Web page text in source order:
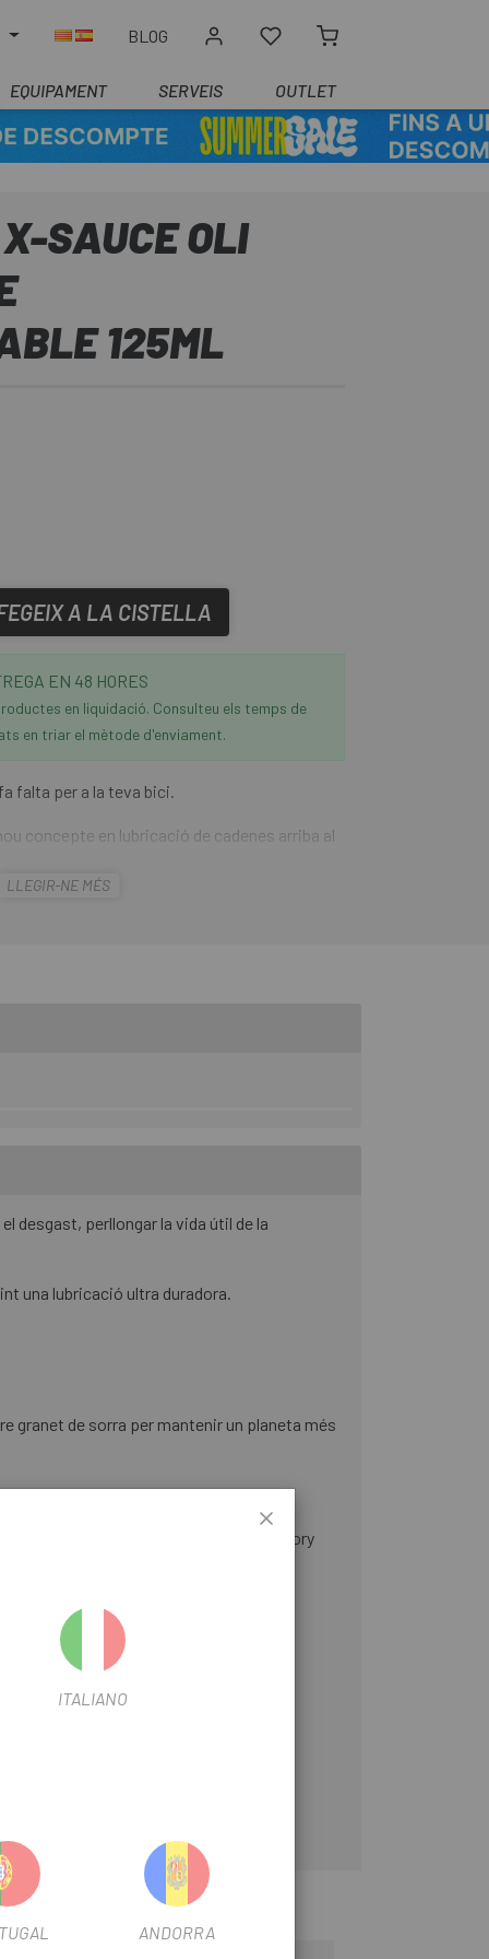
BLOG
EQUIPAMENT SERVEIS OUTLET
SAUCE OLI
125ML
A LA CISTELLA
EN 48 HORES
en liquidació. Consulteu els temps de
en triar el mètode d'enviament.
falta per a la teva bici.
concepte en lubricació de cadenes arriba al
LLEGIR-NE MÉS
desgast, perllongar la vida útil de la
una lubricació ultra duradora.
granet de sorra per mantenir un planeta més
BH Temple Cafès, MMR Factory
.
ITALIANO
ANDORRA